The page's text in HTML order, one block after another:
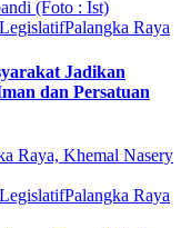
LegislatifPalangka Raya
Jadikan
dan Persatuan
LegislatifPalangka Raya